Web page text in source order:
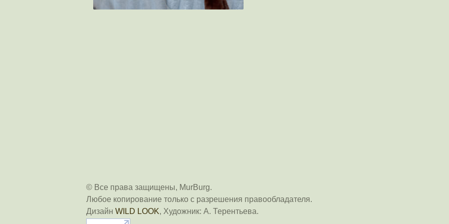
© Все права защищены, MurBurg.
Любое копирование только с разрешения правообладателя.
Дизайн WILD LOOK, Художник: А. Терентьева.